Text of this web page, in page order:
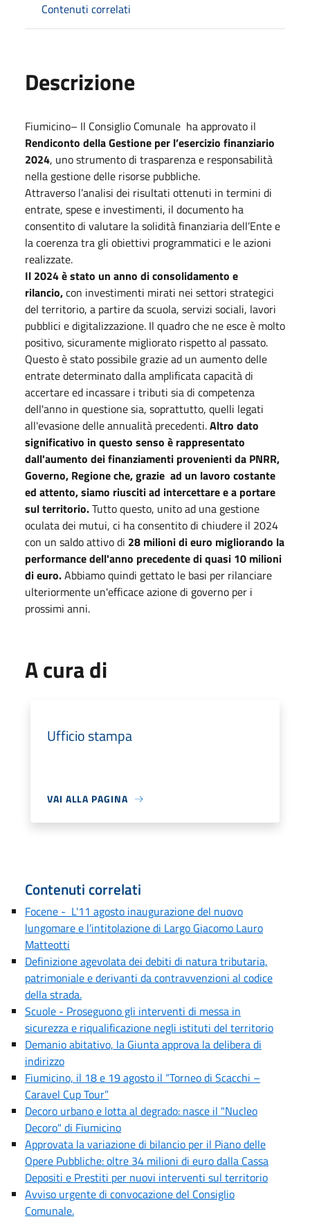
Contenuti correlati
Descrizione
Fiumicino– Il Consiglio Comunale ha approvato il
Rendiconto della Gestione per l’esercizio finanziario
2024, uno strumento di trasparenza e responsabilità
nella gestione delle risorse pubbliche.
Attraverso l’analisi dei risultati ottenuti in termini di
entrate, spese e investimenti, il documento ha
consentito di valutare la solidità finanziaria dell’Ente e
la coerenza tra gli obiettivi programmatici e le azioni
realizzate.
Il 2024 è stato un anno di consolidamento e
rilancio,con investimenti mirati nei settori strategici
del territorio, a partire da scuola, servizi sociali, lavori
pubblici e digitalizzazione. Il quadro che ne esce è molto
positivo, sicuramente migliorato rispetto al passato.
Questo è stato possibile grazie ad un aumento delle
entrate determinato dalla amplificata capacità di
accertare ed incassare i tributi sia di competenza
dell'anno in questione sia, soprattutto, quelli legati
all'evasione delle annualità precedenti.Altro dato
significativo in questo senso è rappresentato
dall'aumento dei finanziamenti provenienti da PNRR,
Governo, Regione che, grazie ad un lavoro costante
ed attento, siamo riusciti ad intercettare e a portare
sul territorio.Tutto questo, unito ad una gestione
oculata dei mutui, ci ha consentito di chiudere il 2024
con un saldo attivo di 28 milioni di euro migliorando la
performance dell'anno precedente di quasi 10 milioni
di euro.Abbiamo quindi gettato le basi per rilanciare
ulteriormente un'efficace azione di governo per i
prossimi anni.
A cura di
Ufficio stampa
VAI ALLA PAGINA
Contenuti correlati
Focene - L'11 agosto inaugurazione del nuovo
lungomare e l’intitolazione di Largo Giacomo Lauro
Matteotti
Definizione agevolata dei debiti di natura tributaria,
patrimoniale e derivanti da contravvenzioni al codice
della strada.
Scuole - Proseguono gli interventi di messa in
sicurezza e riqualificazione negli istituti del territorio
Demanio abitativo, la Giunta approva la delibera di
indirizzo
Fiumicino, il 18 e 19 agosto il “Torneo di Scacchi –
Caravel Cup Tour”
Decoro urbano e lotta al degrado: nasce il "Nucleo
Decoro" di Fiumicino
Approvata la variazione di bilancio per il Piano delle
Opere Pubbliche: oltre 34 milioni di euro dalla Cassa
Depositi e Prestiti per nuovi interventi sul territorio
Avviso urgente di convocazione del Consiglio
Comunale.